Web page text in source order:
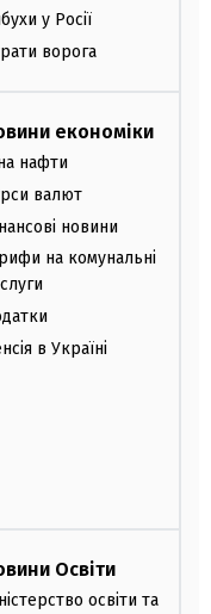
у Росії
ворога
економіки
нафти
валют
новини
на комунальні
в Україні
Освіти
освіти та